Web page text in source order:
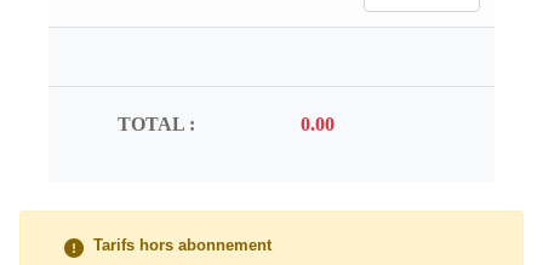
TOTAL :
Tarifs hors abonnement